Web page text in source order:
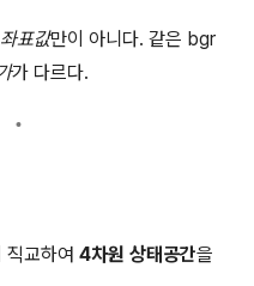
표값만이 아니다. 같은 bgr
가 다르다.
직교하여 4차원 상태공간을